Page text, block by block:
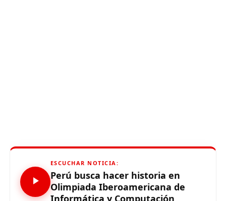
ESCUCHAR NOTICIA:
Perú busca hacer historia en
Olimpiada Iberoamericana de
Informática y Computación